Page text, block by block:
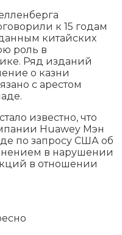
к 15 годам
китайских
роль в
Ряд изданий
о казни
с арестом
известно, что
Huawey Мэн
по запросу США об
в нарушении
в отношении